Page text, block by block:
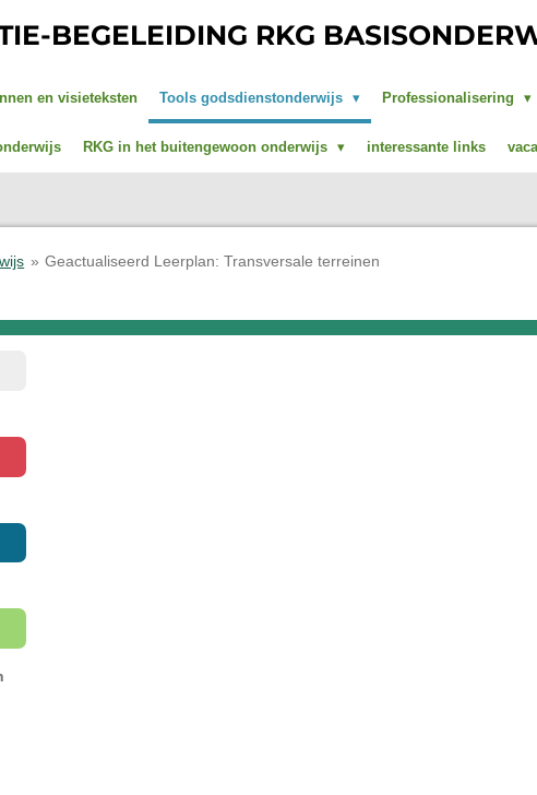
BEGELEIDING RKG
en visieteksten Tools godsdienstonderwijs Professionalisering
RKG in het buitengewoon onderwijs interessante links
» Geactualiseerd Leerplan: Transversale terreinen